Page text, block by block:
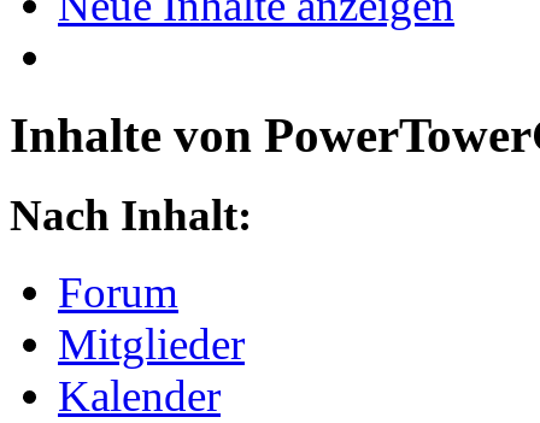
Inhalte von
Nach Inhalt:
Forum
Mitglieder
Kalender